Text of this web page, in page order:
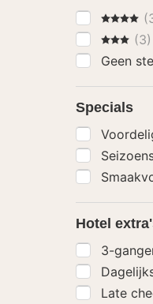
4
3 Sterren
(3)
Geen
Specials
Hotel
3-
Late